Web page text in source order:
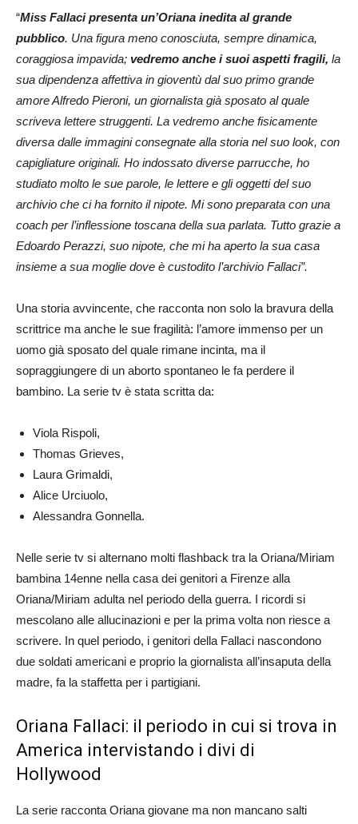
“Miss Fallaci presenta un’Oriana inedita al grande
pubblico. Una figura meno conosciuta, sempre dinamica,
coraggiosa impavida; vedremo anche i suoi aspetti fragili, la
sua dipendenza affettiva in gioventù dal suo primo grande
amore Alfredo Pieroni, un giornalista già sposato al quale
scriveva lettere struggenti. La vedremo anche fisicamente
diversa dalle immagini consegnate alla storia nel suo look, con
capigliature originali. Ho indossato diverse parrucche, ho
studiato molto le sue parole, le lettere e gli oggetti del suo
archivio che ci ha fornito il nipote. Mi sono preparata con una
coach per l’inflessione toscana della sua parlata. Tutto grazie a
Edoardo Perazzi, suo nipote, che mi ha aperto la sua casa
insieme a sua moglie dove è custodito l’archivio Fallaci”.
Una storia avvincente, che racconta non solo la bravura della
scrittrice ma anche le sue fragilità: l’amore immenso per un
uomo già sposato del quale rimane incinta, ma il
sopraggiungere di un aborto spontaneo le fa perdere il
bambino. La serie tv è stata scritta da:
Viola Rispoli,
Thomas Grieves,
Laura Grimaldi,
Alice Urciuolo,
Alessandra Gonnella.
Nelle serie tv si alternano molti flashback tra la Oriana/Miriam
bambina 14enne nella casa dei genitori a Firenze alla
Oriana/Miriam adulta nel periodo della guerra. I ricordi si
mescolano alle allucinazioni e per la prima volta non riesce a
scrivere. In quel periodo, i genitori della Fallaci nascondono
due soldati americani e proprio la giornalista all’insaputa della
madre, fa la staffetta per i partigiani.
Oriana Fallaci: il periodo in cui si trova in
America intervistando i divi di
Hollywood
La serie racconta Oriana giovane ma non mancano salti